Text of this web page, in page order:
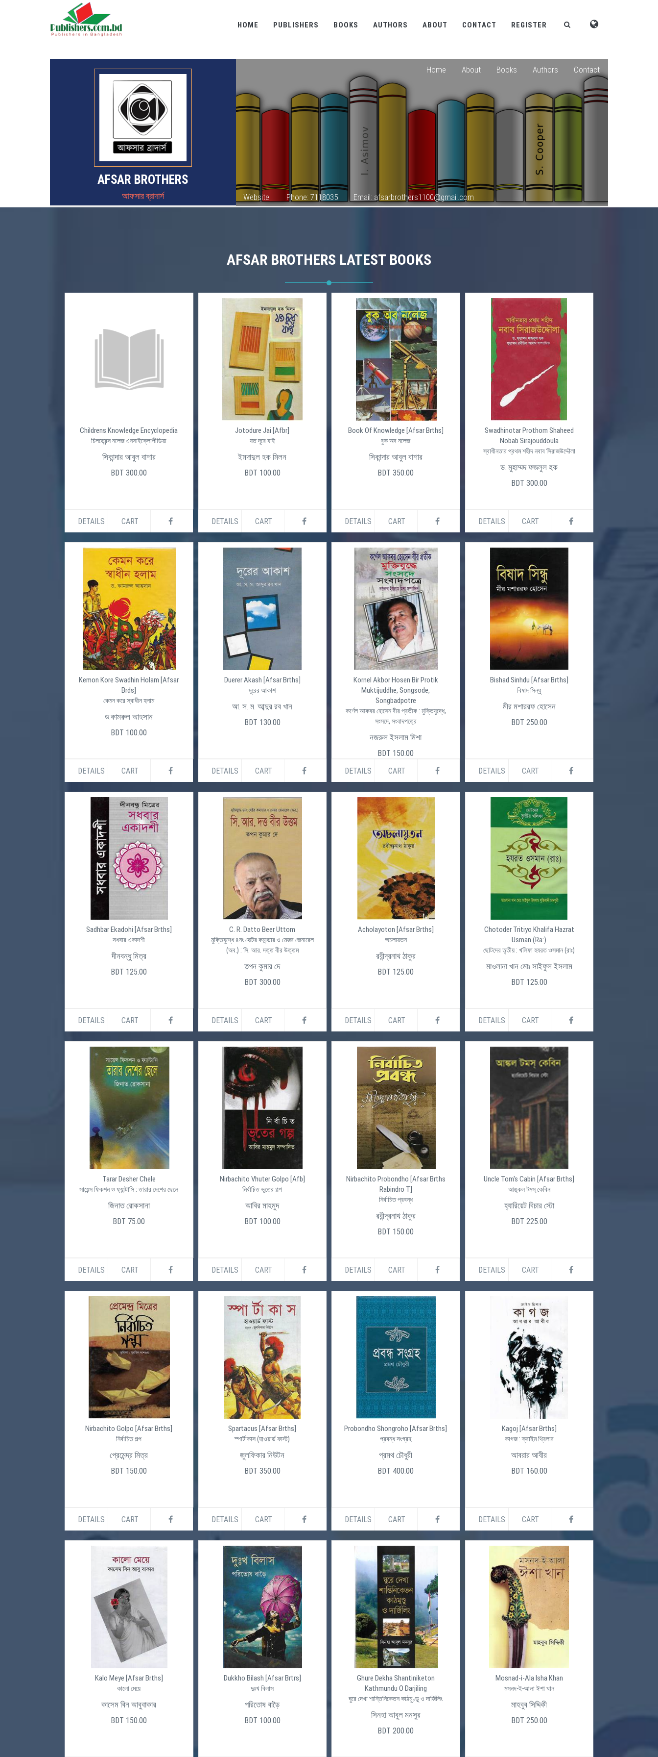
HOME PUBLISHERS BOOKS AUTHORS ABOUT CONTACT REGISTER
AFSAR BROTHERS
আফসার ব্রাদার্স
Home About Books Authors Contact
Website: Phone: 7118035 Email: afsarbrothers1100@gmail.com
AFSAR BROTHERS LATEST BOOKS
Childrens Knowledge Encyclopedia
চিলড্রেন্স নলেজ এনসাইক্লোপীডিয়া
সিকান্দার আবুল বাশার
BDT 300.00
DETAILS CART
Jotodure Jai [Afbr]
যত দূরে যাই
ইমদাদুল হক মিলন
BDT 100.00
DETAILS CART
Book Of Knowledge [Afsar Brths]
বুক অব নলেজ
সিকান্দার আবুল বাশার
BDT 350.00
DETAILS CART
Swadhinotar Prothom Shaheed
Nobab Sirajouddoula
স্বাধীনতার প্রথম শহীদ নবাব সিরাজউদ্দৌলা
ড. মুহাম্মদ ফজলুল হক
BDT 300.00
DETAILS CART
Kemon Kore Swadhin Holam [Afsar
Brds]
কেমন করে স্বাধীন হলাম
ড.কামরুল আহসান
BDT 100.00
DETAILS CART
Duerer Akash [Afsar Brths]
দূরের আকাশ
আ. স. ম. আব্দুর রব খান
BDT 130.00
DETAILS CART
Kornel Akbor Hosen Bir Protik
Muktijuddhe, Songsode,
Songbadpotre
কর্ণেল আকবর হোসেন বীর প্রতীক : মুক্তিযুদ্ধে,
সংসদে, সংবাদপত্রে
নজরুল ইসলাম মিশা
BDT 150.00
DETAILS
CART
Bishad Sinhdu [Afsar Brths]
বিষাদ সিন্ধু
মীর মশাররফ হোসেন
BDT 250.00
DETAILS CART
Sadhbar Ekadohi [Afsar Brths]
সধবার একাদশী
দীনবন্ধু মিত্র
BDT 125.00
DETAILS CART
C. R. Datto Beer Uttom
মুক্তিযুদ্ধে ৪নং সেক্টর কমান্ডার ও মেজর জেনারেল
(অব.) : সি. আর. দত্ত বীর উত্তম
তপন কুমার দে
BDT 300.00
DETAILS CART
Acholayoton [Afsar Brths]
অচলায়তন
রবীন্দ্রনাথ ঠাকুর
BDT 125.00
DETAILS CART
Chotoder Tritiyo Khalifa Hazrat
Usman (Ra:)
ছোটদের তৃতীয় : খলিফা হযরত ওসমান (রাঃ)
মাওলানা খান মোঃ সাইফুল ইসলাম
BDT 125.00
DETAILS CART
Tarar Desher Chele
সায়েন্স ফিকশন ও ফ্যান্টাসি : তারার দেশের ছেলে
জিনাত রোকসানা
BDT 75.00
DETAILS CART
Nirbachito Vhuter Golpo [Afb]
নির্বাচিত ভূতের গল্প
আবির মাহমুদ
BDT 100.00
DETAILS CART
Nirbachito Probondho [Afsar Brths
Rabindro T]
নির্বাচিত প্রবন্ধ
রবীন্দ্রনাথ ঠাকুর
BDT 150.00
DETAILS CART
Uncle Tom's Cabin [Afsar Brths]
আঙ্কল টমস্ কেবিন
হ্যারিয়েট বিচার স্টো
BDT 225.00
DETAILS CART
Nirbachito Golpo [Afsar Brths]
নির্বাচিত গল্প
প্রেমেন্দ্র মিত্র
BDT 150.00
DETAILS CART
Spartacus [Afsar Brths]
স্পার্টাকাস (হাওয়ার্ড ফাস্ট)
জুলফিকার নিউটন
BDT 350.00
DETAILS CART
Probondho Shongroho [Afsar Brths]
প্রবন্ধ সংগ্রহ
প্রমথ চৌধুরী
BDT 400.00
DETAILS CART
Kagoj [Afsar Brths]
কাগজ : ক্রাইম থ্রিলার
আবরার আবীর
BDT 160.00
DETAILS CART
Kalo Meye [Afsar Brths]
কালো মেয়ে
কাসেম বিন আবুবাকার
BDT 150.00
Dukkho Bilash [Afsar Brtrs]
দুঃখ বিলাস
পরিতোষ বাড়ৈ
BDT 100.00
Ghure Dekha Shantiniketon
Kathmundu O Darjiling
ঘুরে দেখা শান্তিনিকেতন কাঠমুণ্ডু ও দার্জিলিং
সিনহা আবুল মনসুর
BDT 200.00
Mosnad-i-Ala Isha Khan
মসনদ-ই-আলা ঈশা খান
মাহবুব সিদ্দিকী
BDT 250.00